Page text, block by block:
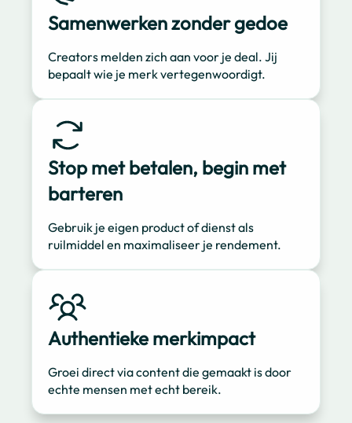
Samenwerken zonder gedoe
Creators melden zich aan voor je deal. Jij
bepaalt wie je merk vertegenwoordigt.
Stop met betalen, begin met
barteren
Gebruik je eigen product of dienst als
ruilmiddel en maximaliseer je rendement.
Authentieke merkimpact
Groei direct via content die gemaakt is door
echte mensen met echt bereik.